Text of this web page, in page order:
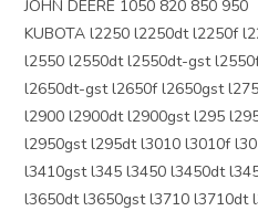
JOHN DEERE 1050 820 850 950
KUBOTA l2250 l2250dt l2250f
l2550 l2550dt l2550dt-gst
l2650dt-gst l2650f l2650gst
l2900 l2900dt l2900gst l295
l2950gst l295dt l3010 l3010f
l3410gst l345 l3450 l3450dt
l3650dt l3650gst l3710 l3710dt